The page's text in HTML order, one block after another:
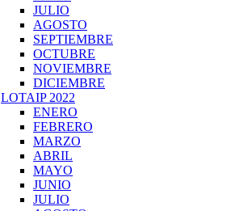
JULIO
AGOSTO
SEPTIEMBRE
OCTUBRE
NOVIEMBRE
DICIEMBRE
LOTAIP 2022
ENERO
FEBRERO
MARZO
ABRIL
MAYO
JUNIO
JULIO